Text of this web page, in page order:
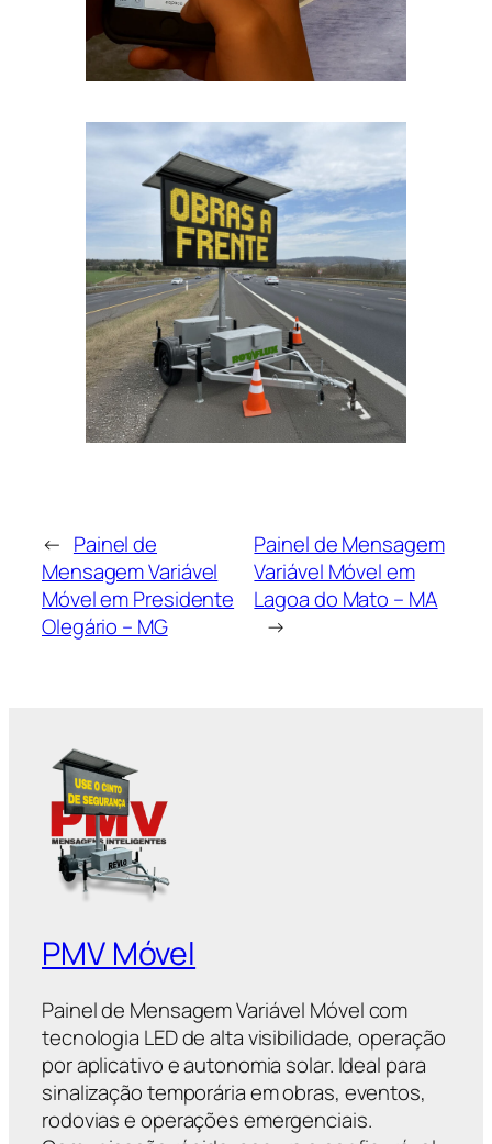
← Painel de
Mensagem Variável
Móvel em Presidente
Olegário – MG
Painel de Mensagem
Variável Móvel em
Lagoa do Mato – MA
→
PMV Móvel
Painel de Mensagem Variável Móvel com
tecnologia LED de alta visibilidade, operação
por aplicativo e autonomia solar. Ideal para
sinalização temporária em obras, eventos,
rodovias e operações emergenciais.